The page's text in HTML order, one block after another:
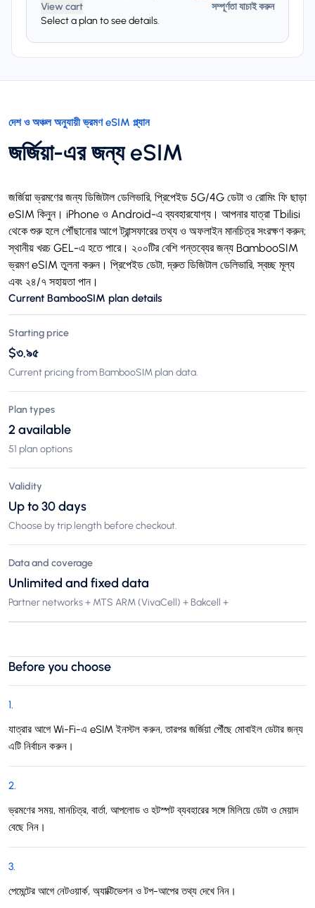
View cart
সম্পূর্ণতা যাচাই করুন
Select a plan to see details.
দেশ ও অঞ্চল অনুযায়ী ভ্রমণ eSIM প্ল্যান
জর্জিয়া-এর জন্য eSIM
জর্জিয়া ভ্রমণের জন্য ডিজিটাল ডেলিভারি, প্রিপেইড 5G/4G ডেটা ও রোমিং ফি ছাড়া
eSIM কিনুন। iPhone ও Android-এ ব্যবহারযোগ্য। আপনার যাত্রা Tbilisi
থেকে শুরু হলে পৌঁছানোর আগে ট্রান্সফারের তথ্য ও অফলাইন মানচিত্র সংরক্ষণ করুন;
স্থানীয় খরচ GEL-এ হতে পারে। ২০০টির বেশি গন্তব্যের জন্য BambooSIM
ভ্রমণ eSIM তুলনা করুন। প্রিপেইড ডেটা, দ্রুত ডিজিটাল ডেলিভারি, স্বচ্ছ মূল্য
এবং ২৪/৭ সহায়তা পান।
Current BambooSIM plan details
Starting price
$৩.৯৫
Current pricing from BambooSIM plan data.
Plan types
2 available
51 plan options
Validity
Up to 30 days
Choose by trip length before checkout.
Data and coverage
Unlimited and fixed data
Partner networks + MTS ARM (VivaCell) + Bakcell +
Before you choose
1.
যাত্রার আগে Wi-Fi-এ eSIM ইনস্টল করুন, তারপর জর্জিয়া পৌঁছে মোবাইল ডেটার জন্য
এটি নির্বাচন করুন।
2.
ভ্রমণের সময়, মানচিত্র, বার্তা, আপলোড ও হটস্পট ব্যবহারের সঙ্গে মিলিয়ে ডেটা ও মেয়াদ
বেছে নিন।
3.
পেমেন্টের আগে নেটওয়ার্ক, অ্যাক্টিভেশন ও টপ-আপের তথ্য দেখে নিন।